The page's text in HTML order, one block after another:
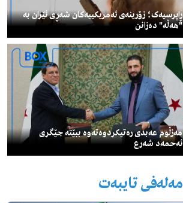
ڕاپرسیەک؛ زۆرینەی ئەمریکییەکان شەڕی ئێران بە
"هەڵە" دەزانن
مەزڵوم عەبدی رەتیكردوەتەوە ببێتە جێگری
ئەحمەد شەرع
مەلەفی تایبەت